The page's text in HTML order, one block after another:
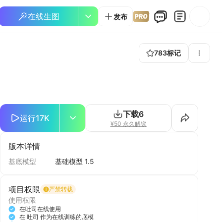
在线生图 发布
783标记
运行17K 下载6
¥50 永久解锁
版本详情
基底模型 基础模型 1.5
项目权限 严禁转载
使用权限
在吐司在线使用
在 吐司 作为在线训练的底模